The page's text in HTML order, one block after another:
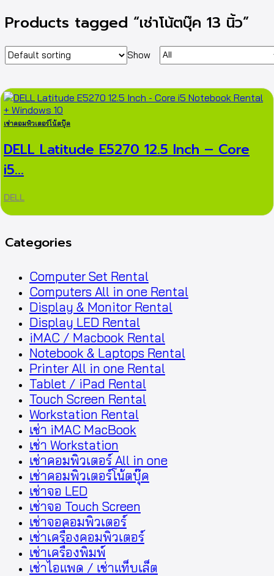
Products tagged “เช่าโน้ตบุ๊ค 13 นิ้ว”
Show
เช่าคอมพิวเตอร์โน้ตบุ๊ค
DELL Latitude E5270 12.5 Inch – Core
i5...
DELL
Categories
Computer Set Rental
Computers All in one Rental
Display & Monitor Rental
Display LED Rental
iMAC / Macbook Rental
Notebook & Laptops Rental
Printer All in one Rental
Tablet / iPad Rental
Touch Screen Rental
Workstation Rental
เช่า iMAC MacBook
เช่า Workstation
เช่าคอมพิวเตอร์ All in one
เช่าคอมพิวเตอร์โน้ตบุ๊ค
เช่าจอ LED
เช่าจอ Touch Screen
เช่าจอคอมพิวเตอร์
เช่าเครื่องคอมพิวเตอร์
เช่าเครื่องพิมพ์
เช่าไอแพด / เช่าแท็บเล็ต